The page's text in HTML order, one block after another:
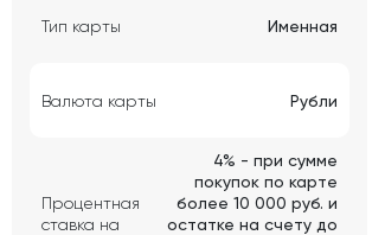
Тип карты Именная
Валюта карты Рубли
Процентная
ставка на
4% - при сумме
покупок по карте
более 10 000 руб. и
остатке на счету до